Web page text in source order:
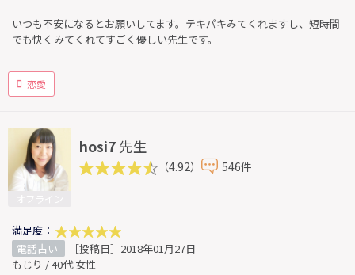
いつも不安になるとお願いしてます。テキパキみてくれますし、短時間
でも快くみてくれてすごく優しい先生です。
恋愛
hosi7 先生
（4.92） 546件
満足度：
電話占い
［投稿日］2018年01月27日
もじり / 40代 女性